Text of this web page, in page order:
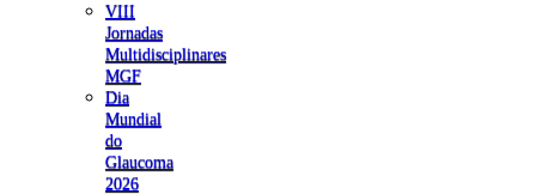
VIII
Jornadas
Multidisciplinares
MGF
Dia
Mundial
do
Glaucoma
2026